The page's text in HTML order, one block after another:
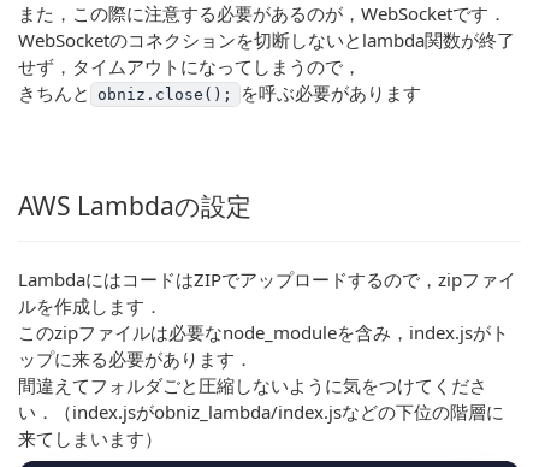
また，この際に注意する必要があるのが，WebSocketです．
WebSocketのコネクションを切断しないとlambda関数が終了
せず，タイムアウトになってしまうので，
きちんと
obniz.close(); を呼ぶ必要があります
AWS Lambdaの設定
LambdaにはコードはZIPでアップロードするので，zipファイ
ルを作成します．
このzipファイルは必要なnode_moduleを含み，index.jsがト
ップに来る必要があります．
間違えてフォルダごと圧縮しないように気をつけてくださ
い．（index.jsがobniz_lambda/index.jsなどの下位の階層に
来てしまいます）